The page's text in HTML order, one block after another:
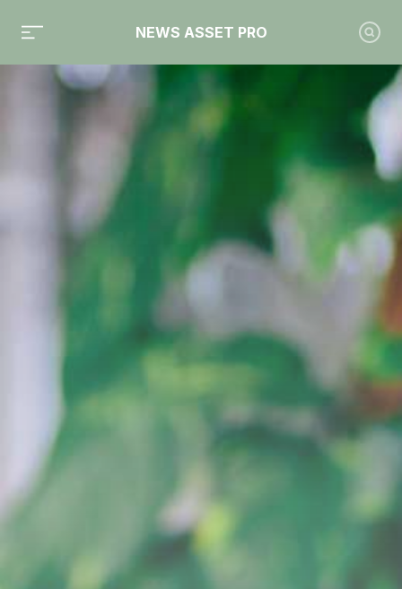
NEWS ASSET PRO
Toute l'actualité sur le tag "Yomoni"